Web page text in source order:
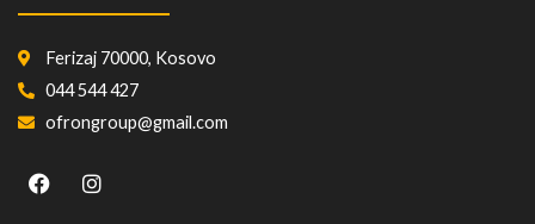
o
r
m
Ferizaj 70000, Kosovo
044 544 427
ofrongroup@gmail.com
F
a
I
n